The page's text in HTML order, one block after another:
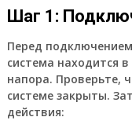
Шаг 1:
Перед
система находится
напора. Проверьте,
системе закрыты.
действия: